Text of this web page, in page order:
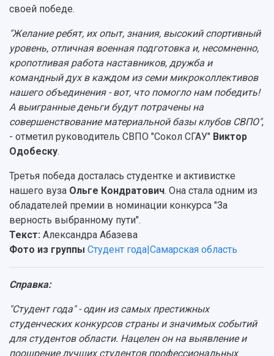
своей победе.
"Желание ребят, их опыт, знания, высокий спортивный
уровень, отличная военная подготовка и, несомненно,
кропотливая работа наставников, дружба и
командный дух в каждом из семи микроколлективов
нашего объединения - вот, что помогло нам победить!
А выигранные деньги будут потрачены на
совершенствование материальной базы клубов СВПО",
- отметил руководитель СВПО "Сокол СГАУ" Виктор
Одобеску.
Третья победа досталась студентке и активистке
нашего вуза Ольге Кондратович. Она стала одним из
обладателей премии в номинации конкурса "За
верность выбранному пути".
Текст: Александра Абазева
Фото из группы Студент года|Самарская область
Справка:
"Студент года" - один из самых престижных
студенческих конкурсов страны и значимых событий
для студентов области. Нацелен он на выявление и
поощрение лучших студентов профессиональных